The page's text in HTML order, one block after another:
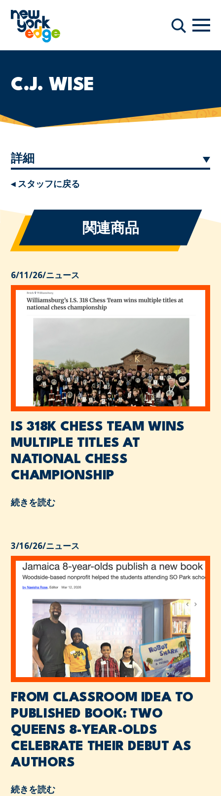
検索
ナ
C.J. WISE
詳細
◂ スタッフに戻る
関連商品
6/11/26/ニュース
IS 318K CHESS TEAM WINS
MULTIPLE TITLES AT
NATIONAL CHESS
CHAMPIONSHIP
続きを読む
3/16/26/ニュース
FROM CLASSROOM IDEA TO
PUBLISHED BOOK: TWO
QUEENS 8-YEAR-OLDS
CELEBRATE THEIR DEBUT AS
AUTHORS
続きを読む